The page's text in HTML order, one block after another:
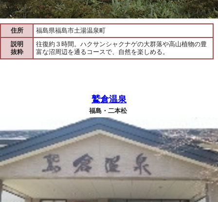
住所
福島県福島市土湯温泉町
説明
抜粋
往復約３時間。ハクサンシャクナゲの大群落や高山植物の豊
富な沼周辺を通るコースで、自然を楽しめる。
鷲倉温泉
福島・二本松